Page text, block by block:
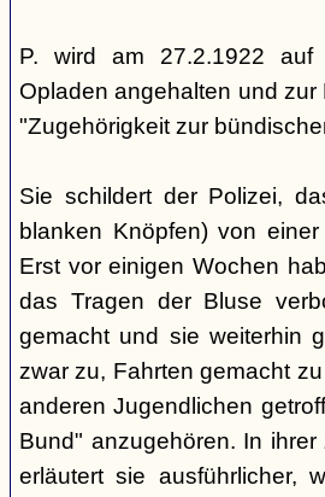
P. wird am 27.2.1922 auf
Opladen angehalten und
"Zugehörigkeit zur
Sie schildert der Polizei,
blanken Knöpfen) von
Erst vor einigen Wochen
das Tragen der Bluse
gemacht und sie weiterhin
zwar zu, Fahrten gemacht
anderen Jugendlichen
Bund" anzugehören. In
erläutert sie ausführlicher,